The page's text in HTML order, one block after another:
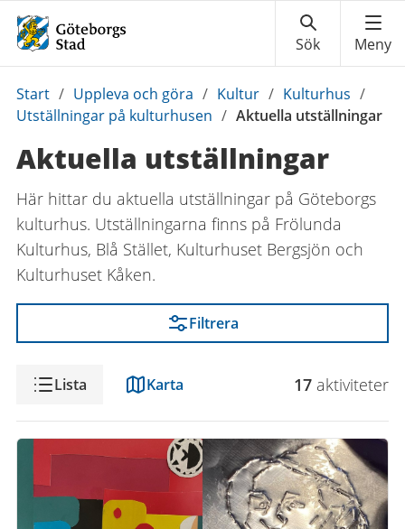
Du
är
Start / Uppleva och göra / Kultur / Kulturhus /
Utställningar på kulturhusen / Aktuella utställningar
Aktuella utställningar
Här hittar du aktuella utställningar på Göteborgs
kulturhus. Utställningarna finns på Frölunda
Kulturhus, Blå Stället, Kulturhuset Bergsjön och
Kulturhuset Kåken.
Filtrera
VisningLista Karta 17 aktiviteter